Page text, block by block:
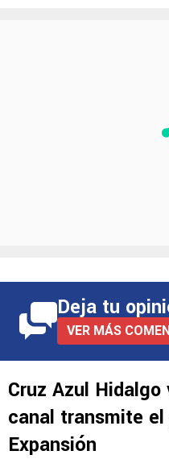
Deja tu
VER MÁS
Cruz Azul
canal transmite
Expansión